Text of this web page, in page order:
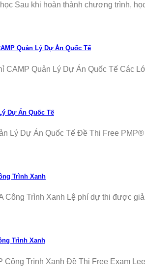
Sau khi hoàn thành chương trình,
Quản Lý Dự Án Quốc Tế
CAMP Quản Lý Dự Án Quốc Tế Các
Dự Án Quốc Tế
Lý Dự Án Quốc Tế Đề Thi Free
Trình Xanh
Công Trình Xanh Lệ phí dự thi được
Trình Xanh
Công Trình Xanh Đề Thi Free Exam